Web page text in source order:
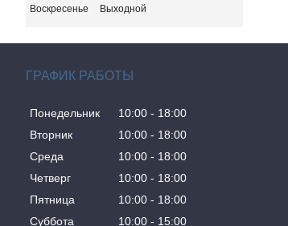
Воскресенье
Выходной
ГРАФИК РАБОТЫ
Понедельник 10:00
18:00
Вторник
10:00
18:00
Среда
10:00
18:00
Четверг
10:00
18:00
Пятница
10:00
18:00
Суббота
10:00 15:00